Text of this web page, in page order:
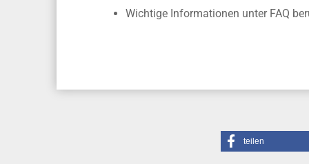
Wichtige Informationen unter FAQ
teilen